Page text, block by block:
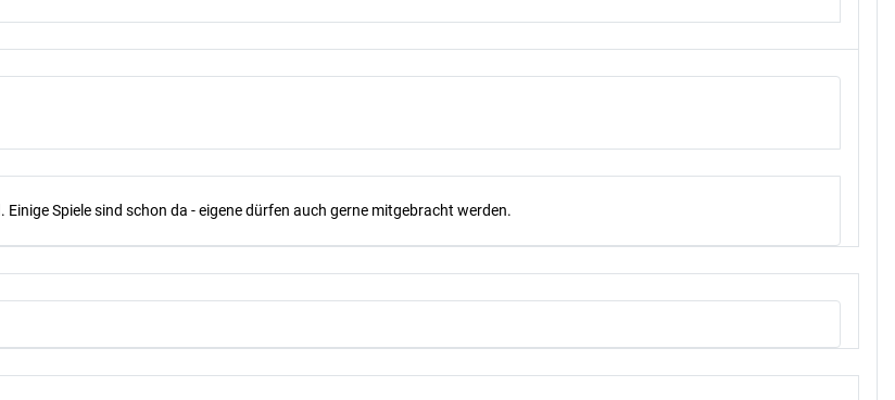
Spiele sind schon da - eigene dürfen auch gerne mitgebracht werden.